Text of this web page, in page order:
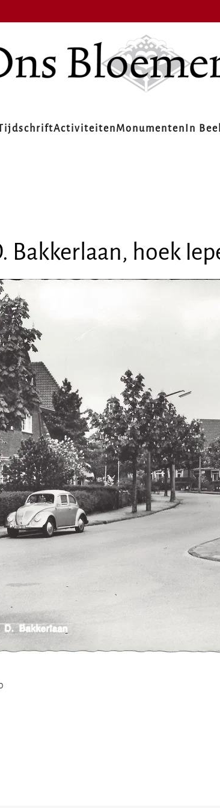
ActiviteitenMonumenten In
Bakkerlaan, hoek